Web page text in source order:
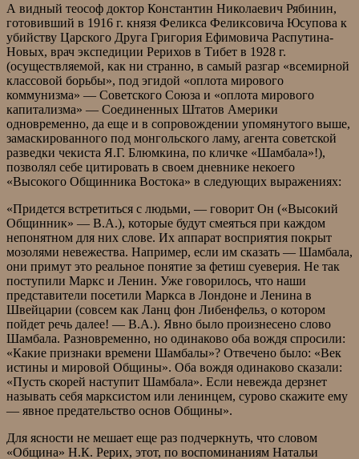
А видный теософ доктор Константин Николаевич Рябинин,
готовивший в 1916 г. князя Феликса Феликсовича Юсупова к
убийству Царского Друга Григория Ефимовича Распутина-
Новых, врач экспедиции Рерихов в Тибет в 1928 г.
(осуществляемой, как ни странно, в самый разгар «всемирной
классовой борьбы», под эгидой «оплота мирового
коммунизма» — Советского Союза и «оплота мирового
капитализма» — Соединенных Штатов Америки
одновременно, да еще и в сопровождении упомянутого выше,
замаскированного под монгольского ламу, агента советской
разведки чекиста Я.Г. Блюмкина, по кличке «Шамбала»!),
позволял себе цитировать в своем дневнике некоего
«Высокого Общинника Востока» в следующих выражениях:
«Придется встретиться с людьми, — говорит Он («Высокий
Общинник» — В.А.), которые будут смеяться при каждом
непонятном для них слове. Их аппарат восприятия покрыт
мозолями невежества. Например, если им сказать — Шамбала,
они примут это реальное понятие за фетиш суеверия. Не так
поступили Маркс и Ленин. Уже говорилось, что наши
представители посетили Маркса в Лондоне и Ленина в
Швейцарии (совсем как Ланц фон Либенфельз, о котором
пойдет речь далее! — В.А.). Явно было произнесено слово
Шамбала. Разновременно, но одинаково оба вождя спросили:
«Какие признаки времени Шамбалы»? Отвечено было: «Век
истины и мировой Общины». Оба вождя одинаково сказали:
«Пусть скорей наступит Шамбала». Если невежда дерзнет
называть себя марксистом или ленинцем, сурово скажите ему
— явное предательство основ Общины».
Для ясности не мешает еще раз подчеркнуть, что словом
«Община» Н.К. Рерих, этот, по воспоминаниям Натальи